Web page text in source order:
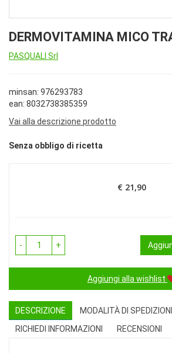
DERMOVITAMINA MICO
PASQUALI Srl
minsan: 976293783
ean: 8032738385359
Vai alla descrizione prodotto
Senza obbligo di ricetta
Prezzo
€ 21,90
- +
Aggiungi alla wishlist
DESCRIZIONE
MODALITÀ DI
RICHIEDI INFORMAZIONI
RECENSIONI